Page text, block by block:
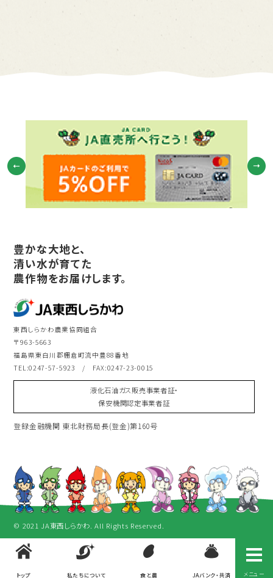
トップ 私たちについて 食と農 JAバンク・共済 メニュー
豊かな大地と、
清い水が育てた
農作物をお届けします。
東西しらかわ農業協同組合
〒963-5663
福島県東白川郡棚倉町流中豊88番地
TEL:0247-57-5923 / FAX:0247-23-0015
液化石油ガス販売事業者証・
保安機関認定事業者証
登録金融機関 東北財務局長(登金)第160号
©︎ 2021 JA東西しらかわ. All Rights Reserved.